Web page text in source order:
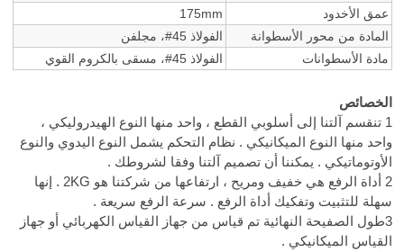
عمق الأخدود
175mm
المادة من محور الأسطوانة
الفولاذ 45#، مجلفن
مادة الأسطوانات
الفولاذ 45#، مسقى بالكروم القوي
الخصائص
1 تنقسم آلتنا إلى أسلوبي القطع ، واحد منها النوع الهيدروليكي ،
واحد منها النوع الميكانيكي . نظام التحكم يشمل النوع اليدوي والنوع
الأوتوماتيكي . يمكننا أن تصميم آلتنا وفقا لشروطك .
2 أداة الرفع هي خفيف ومريح ، ارتفاعها من شركتنا هو 2KG . إنها
سهلة للتثبيت وتفكيك أداة الرفع . سرعة الرفع سريعة .
3طول الصفيحة النهائية تم قياس من جهاز القياس الكهربائي أو جهاز
القياس الميكانيكي .